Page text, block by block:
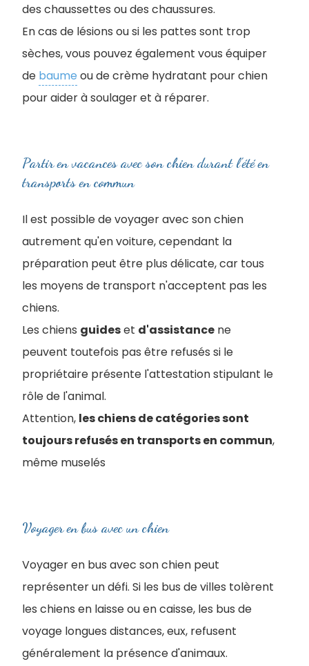
des chaussettes ou des chaussures.
En cas de lésions ou si les pattes sont trop
sèches, vous pouvez également vous équiper
de baume ou de crème hydratant pour chien
pour aider à soulager et à réparer.
Partir en vacances avec son chien durant l'été en
transports en commun
Il est possible de voyager avec son chien
autrement qu'en voiture, cependant la
préparation peut être plus délicate, car tous
les moyens de transport n'acceptent pas les
chiens.
Les chiens guideset d'assistance ne
peuvent toutefois pas être refusés si le
propriétaire présente l'attestation stipulant le
rôle de l'animal.
Attention, les chiens de catégories sont
toujours refusés en transports en commun,
même muselés
Voyager en bus avec un chien
Voyager en bus avec son chien peut
représenter un défi. Si les bus de villes tolèrent
les chiens en laisse ou en caisse, les bus de
voyage longues distances, eux, refusent
généralement la présence d'animaux.